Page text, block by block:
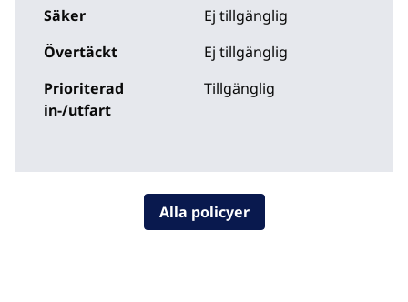
Säker
Ej tillgänglig
Övertäckt
Ej tillgänglig
Prioriterad
in-/utfart
Tillgänglig
Alla policyer